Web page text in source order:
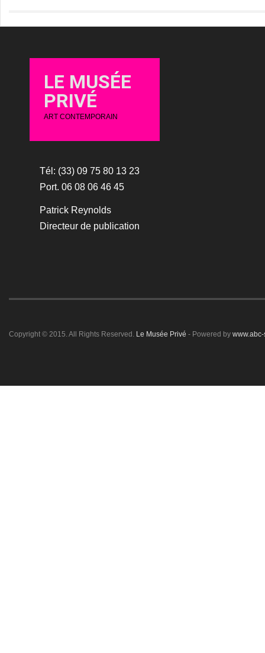
LE MUSÉE
PRIVÉ
ART CONTEMPORAIN
Tél: (33) 09 75 80 13 23
Port. 06 08 06 46 45
Patrick Reynolds
Directeur de publication
Copyright © 2015. All Rights Reserved. Le Musée Privé - Powered by